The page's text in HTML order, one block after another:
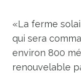
«La ferme
qui sera
environ 800
renouvelable